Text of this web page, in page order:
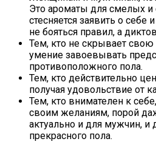
Это ароматы для смелых и
стесняется заявить о себе
не бояться правил, а
Тем, кто не скрывает свою
умение завоевывать
противоположного пола.
Тем, кто действительно
получая удовольствие от
Тем, кто внимателен к
своим желаниям, порой
актуально и для мужчин, и
прекрасного пола.